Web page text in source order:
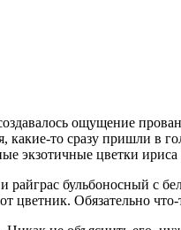
ощущение
какие-то сразу пришли
экзотичные цветки
и райграс бульбоносный
цветник. Обязательно